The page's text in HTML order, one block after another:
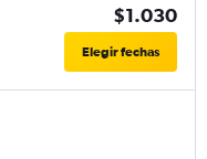
$1.030
Elegir fechas